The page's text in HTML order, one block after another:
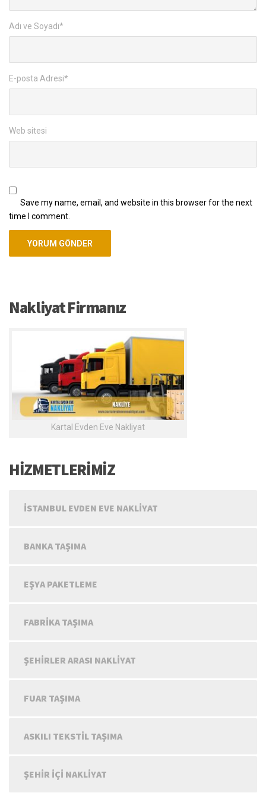
Adı ve Soyadı*
E-posta Adresi*
Web sitesi
Save my name, email, and website in this browser for the next
time I comment.
Nakliyat Firmanız
Kartal Evden Eve Nakliyat
HİZMETLERİMİZ
İSTANBUL EVDEN EVE NAKLIYAT
BANKA TAŞIMA
EŞYA PAKETLEME
FABRIKA TAŞIMA
ŞEHIRLER ARASI NAKLIYAT
FUAR TAŞIMA
ASKILI TEKSTIL TAŞIMA
ŞEHIR IÇI NAKLIYAT